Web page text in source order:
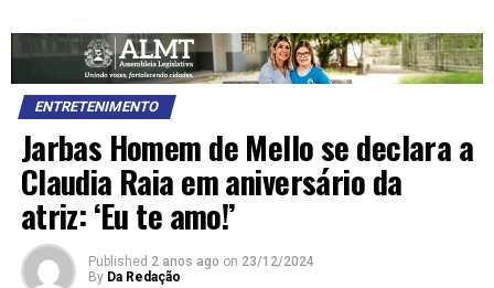
ENTRETENIMENTO
Jarbas Homem de Mello se declara a
Claudia Raia em aniversário da
atriz: ‘Eu te amo!’
Published 2 anos ago on 23/12/2024
By Da Redação